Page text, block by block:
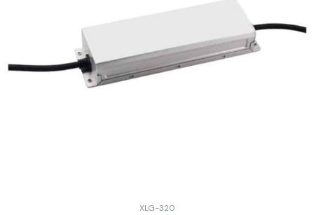
XLG-320